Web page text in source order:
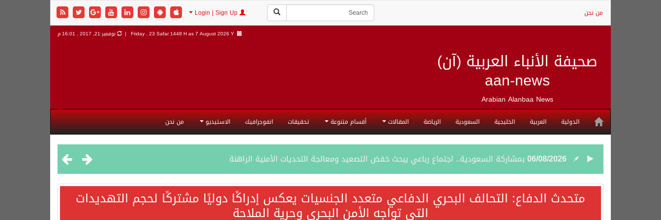
من نحن
صحيفة الأنباء العربية (آن)
aan-news
Arabian Alanbaa News
Friday , 23 Safar 1448 H as7 August 2026 Y | نوفمبر 21, 2017 , 16:01 م
الدولية العربية الخليجية السعودية الرياضة المقالات أقسام متنوعة تحقيقات انفوجرافيك الاستيديو من نحن
06/08/2026 بمشاركة السعودية.. اجتماع رباعي يبحث خفض التصعيد ومعالجة التحديات الأمنية الراهنة
05/08/2026وزير الخارجية السعودي: جميع إجراءات إسرائيل الأحادية في أراضي فلسطين باطلة
متحدث الدفاع: التحالف البحري الدفاعي متعدد الجنسيات يعكس إدراكًا دوليًا مشتركًا لحجم التهديدات
التي تواجه الأمن البحري وحرية الملاحة